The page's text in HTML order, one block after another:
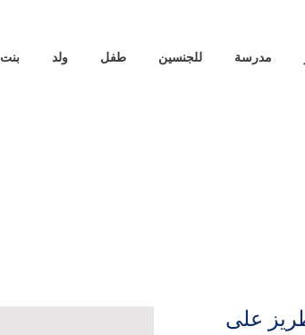
بنت ولد طفل للجنسين مدرسة
على